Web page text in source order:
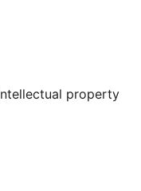
property